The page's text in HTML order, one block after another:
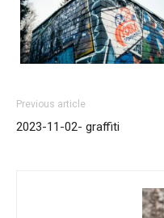
Previous article
2023-11-02- graffiti